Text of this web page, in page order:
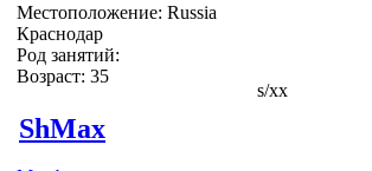
Местоположение: Russia
Краснодар
Род занятий:
Возраст: 35
s/xx
ShMax